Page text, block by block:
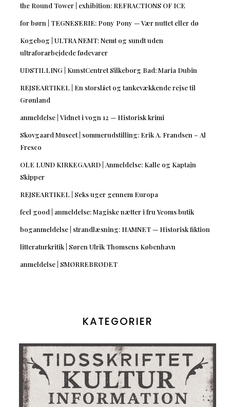
the Round Tower | exhibition: REFRACTIONS OF ICE
for børn | TEGNESERIE: Pony Pony — Vær nuttet eller dø
Kogebog | ULTRA NEMT: Nemt og sundt uden
ultraforarbejdede fødevarer
UDSTILLING | KunstCentret Silkeborg Bad: Maria Dubin
REJSEARTIKEL | En storslået og tankevækkende rejse til
Grønland
anmeldelse | Vidnet i vogn 12 — Historisk krimi
Skovgaard Museet | sommerudstilling: Erik A. Frandsen – Al
Fresco
OLE LUND KIRKEGAARD | Anmeldelse: Kalle og Kaptajn
Skipper
REJSEARTIKEL | Seks uger gennem Europa
feel good | anmeldelse: Magiske nætter i fru Yeoms butik
boganmeldelse | strandlæsning: HAMNET — Historisk fiktion
litteraturkritik | Søren Ulrik Thomsens København
anmeldelse | SMØRREBRØDET
KATEGORIER